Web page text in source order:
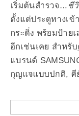
เริ่มต้นสำรวจ... ชี
ตั้งแต่ประตูทางเ
กระดิ่ง พร้อมป้าย
อีกเช่นเคย สำหรับ
แบรนด์
กุญแจแบบปกติ, คี